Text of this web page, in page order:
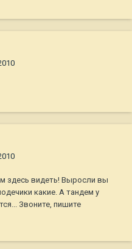
здесь видеть! Выросли вы
какие. А тандем у
Звоните, пишите